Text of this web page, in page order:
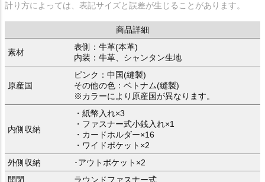
計り方によっては、表記サイズと誤差が生じることがあります。
商品詳細
素材
表側：牛革(本革)
内装：牛革、シャンタン生地
原産国
ピンク：中国(縫製)
その他の色：ベトナム(縫製)
※カラーにより原産国が異なります。
内側収納
・紙幣入れ×3
・ファスナー式小銭入れ×1
・カードホルダー×16
・ワイドポケット×2
外側収納
･アウトポケット×2
開閉
ラウンドファスナー式